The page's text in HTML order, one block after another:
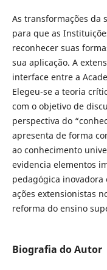
As transformações da
para que as
reconhecer suas
sua aplicação. A
interface entre a
Elegeu-se a teoria
com o objetivo de
perspectiva do
apresenta de forma
ao conhecimento
evidencia elementos
pedagógica
ações extensionistas
reforma do ensino
Biografia do Autor